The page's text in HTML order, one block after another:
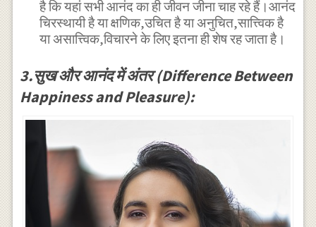
है कि यहां सभी आनंद का ही जीवन जीना चाह रहे हैं।आनंद
चिरस्थायी है या क्षणिक,उचित है या अनुचित,सात्त्विक है
या असात्त्विक,विचारने के लिए इतना ही शेष रह जाता है।
3.सुख और आनंद में अंतर (Difference Between
Happiness and Pleasure):